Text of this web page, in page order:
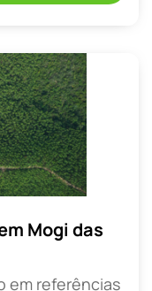
Mogi das
em referências